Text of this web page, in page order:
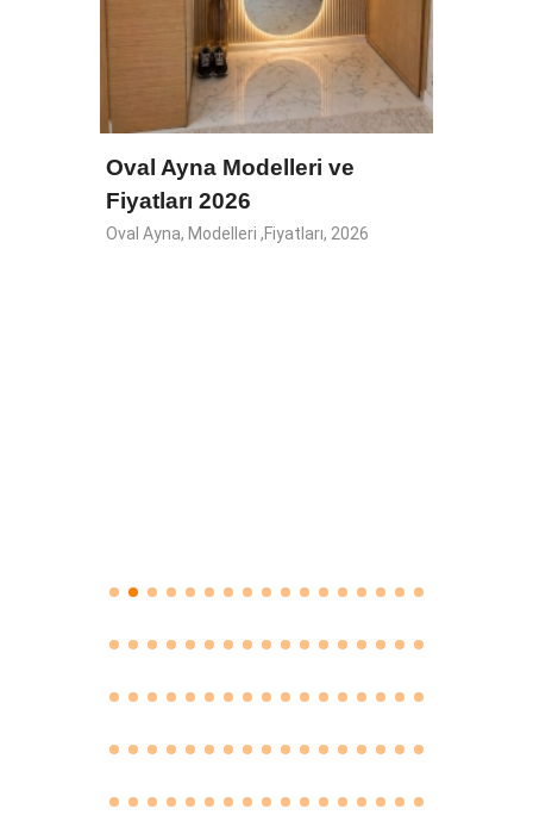
Oval Ayna Modelleri ve
Fiyatları 2026
Oval Ayna, Modelleri ,Fiyatları, 2026